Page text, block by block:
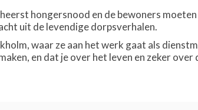
hongersnood en de bewoners moeten
uit de levendige dorpsverhalen.
waar ze aan het werk gaat als
en dat je over het leven en zeker over